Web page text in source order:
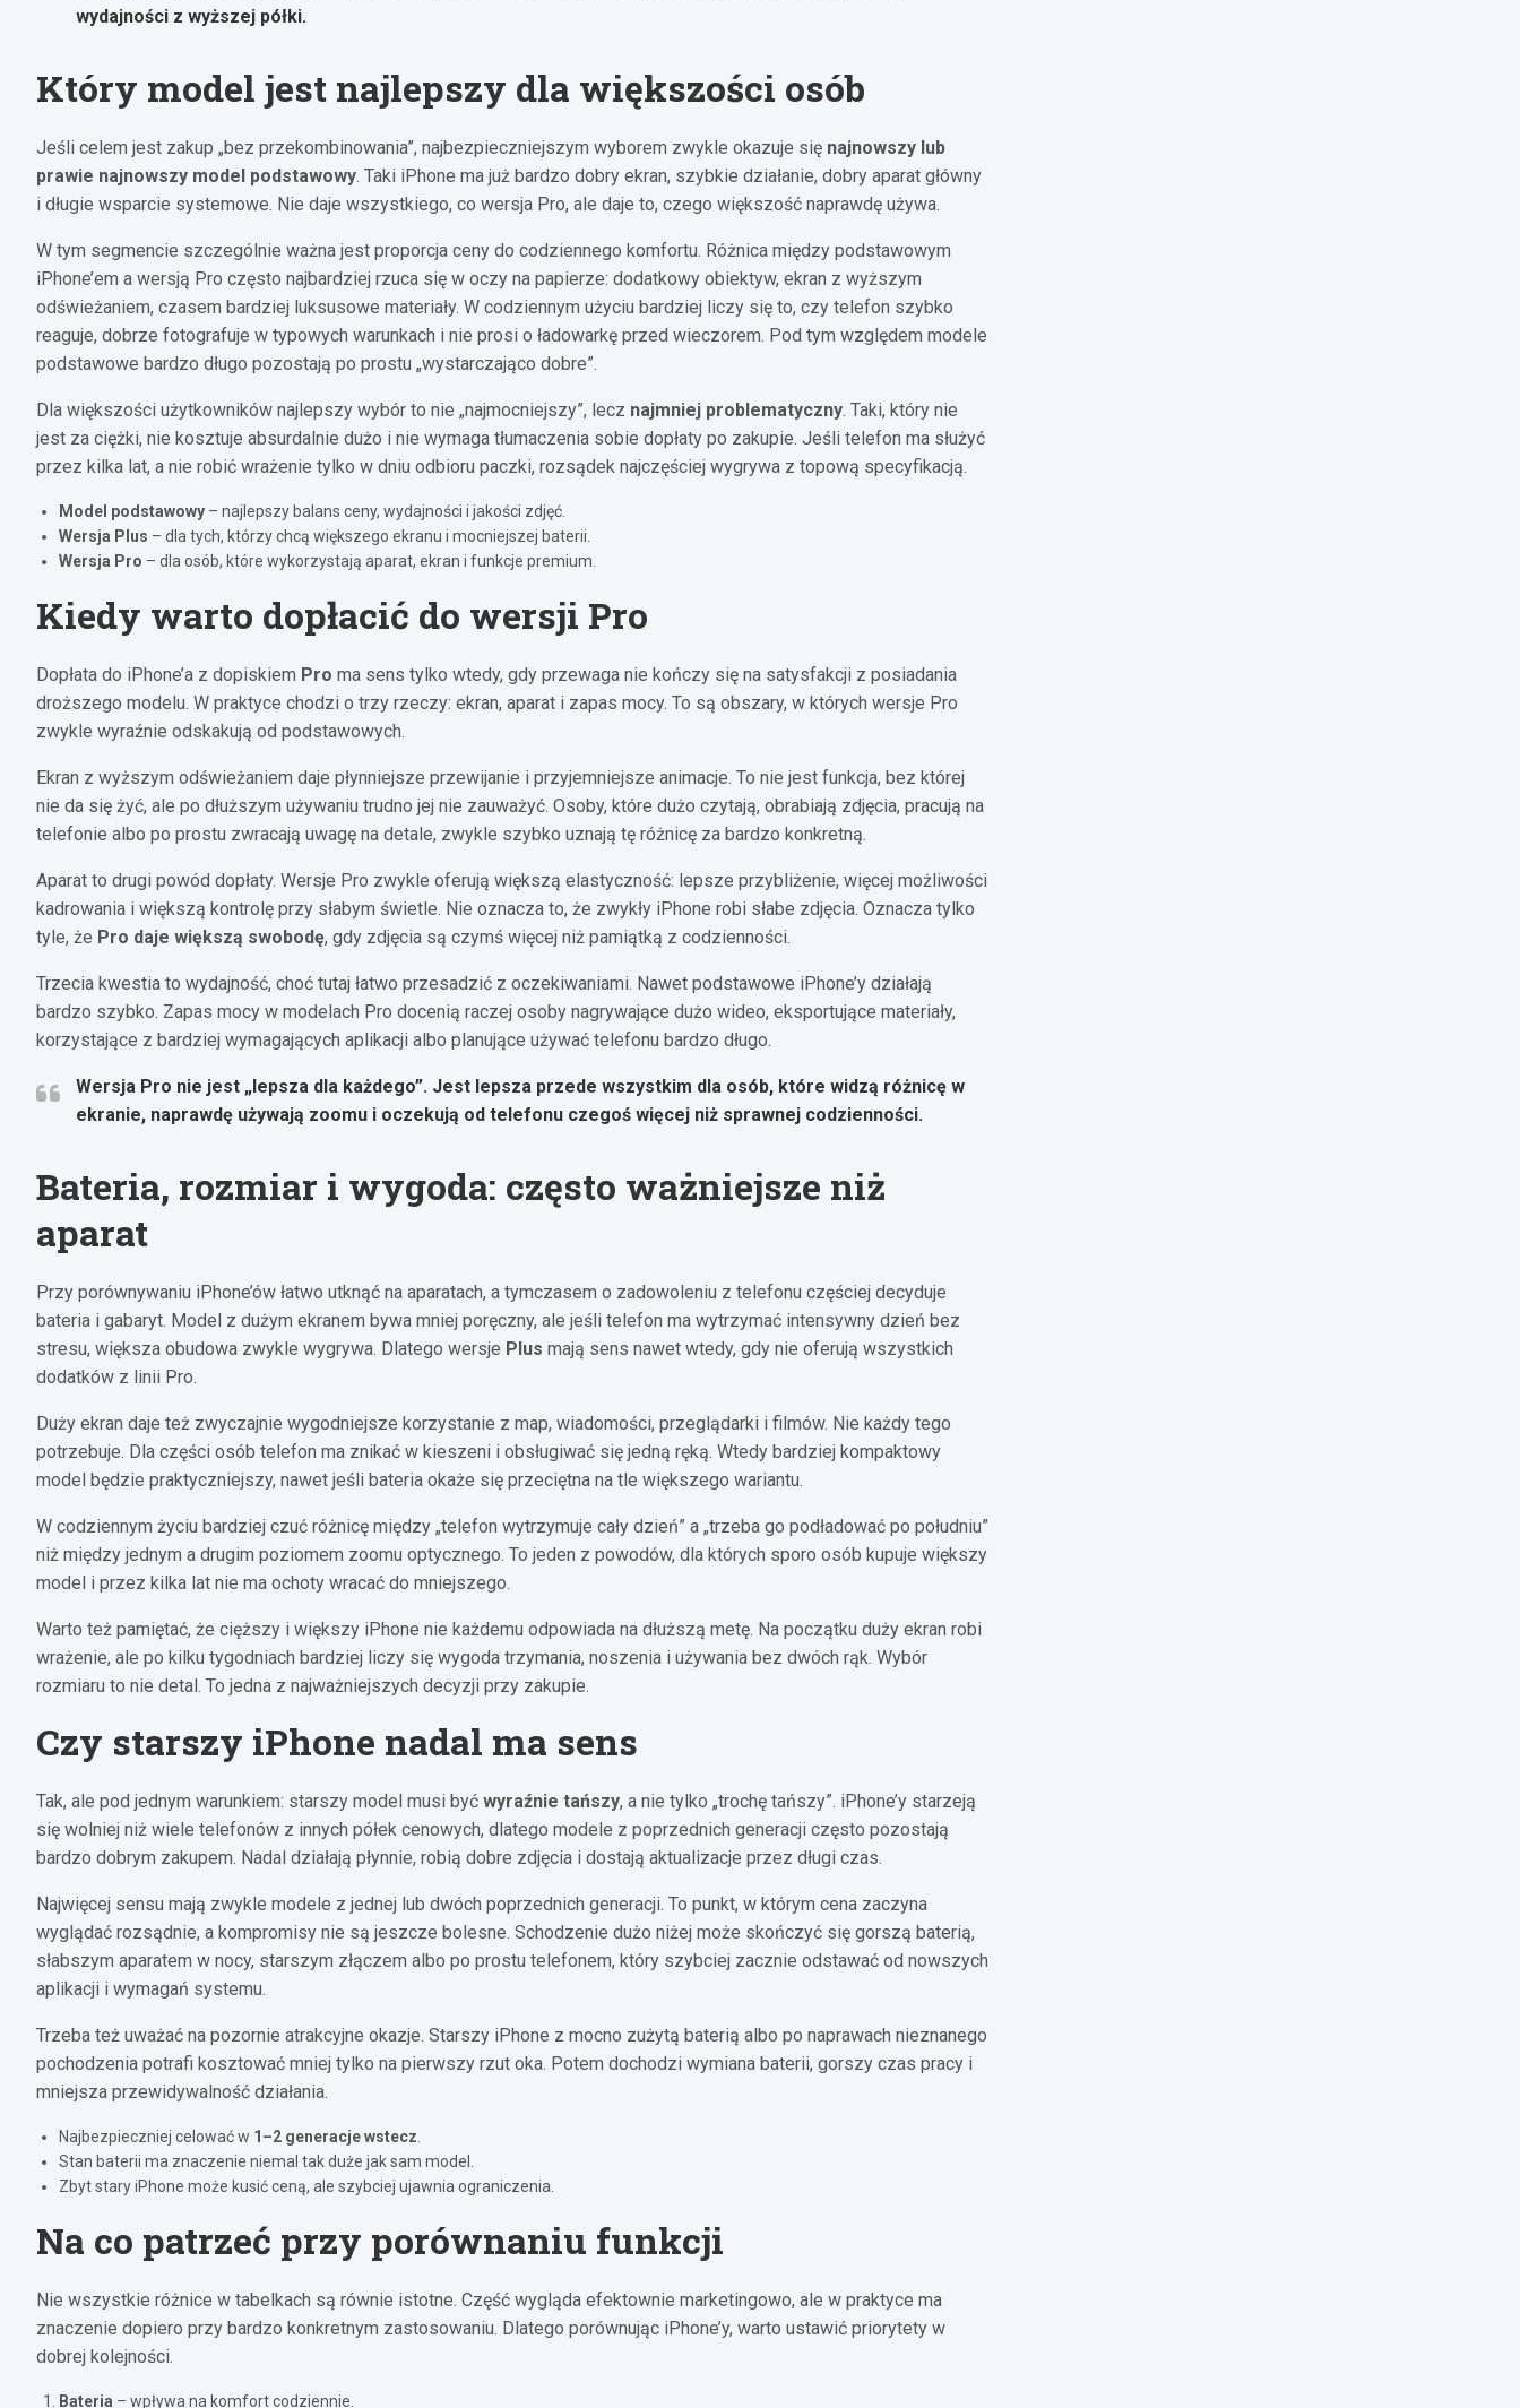
wydajności z wyższej półki.
Który model jest najlepszy dla większości osób
Jeśli celem jest zakup „bez przekombinowania”, najbezpieczniejszym wyborem zwykle okazuje się najnowszy lub
prawie najnowszy model podstawowy. Taki iPhone ma już bardzo dobry ekran, szybkie działanie, dobry aparat główny
i długie wsparcie systemowe. Nie daje wszystkiego, co wersja Pro, ale daje to, czego większość naprawdę używa.
W tym segmencie szczególnie ważna jest proporcja ceny do codziennego komfortu. Różnica między podstawowym
iPhone’em a wersją Pro często najbardziej rzuca się w oczy na papierze: dodatkowy obiektyw, ekran z wyższym
odświeżaniem, czasem bardziej luksusowe materiały. W codziennym użyciu bardziej liczy się to, czy telefon szybko
reaguje, dobrze fotografuje w typowych warunkach i nie prosi o ładowarkę przed wieczorem. Pod tym względem modele
podstawowe bardzo długo pozostają po prostu „wystarczająco dobre”.
Dla większości użytkowników najlepszy wybór to nie „najmocniejszy”, lecz najmniej problematyczny. Taki, który nie
jest za ciężki, nie kosztuje absurdalnie dużo i nie wymaga tłumaczenia sobie dopłaty po zakupie. Jeśli telefon ma służyć
przez kilka lat, a nie robić wrażenie tylko w dniu odbioru paczki, rozsądek najczęściej wygrywa z topową specyfikacją.
Model podstawowy – najlepszy balans ceny, wydajności i jakości zdjęć.
Wersja Plus – dla tych, którzy chcą większego ekranu i mocniejszej baterii.
Wersja Pro – dla osób, które wykorzystają aparat, ekran i funkcje premium.
Kiedy warto dopłacić do wersji Pro
Dopłata do iPhone’a z dopiskiem Pro ma sens tylko wtedy, gdy przewaga nie kończy się na satysfakcji z posiadania
droższego modelu. W praktyce chodzi o trzy rzeczy: ekran, aparat i zapas mocy. To są obszary, w których wersje Pro
zwykle wyraźnie odskakują od podstawowych.
Ekran z wyższym odświeżaniem daje płynniejsze przewijanie i przyjemniejsze animacje. To nie jest funkcja, bez której
nie da się żyć, ale po dłuższym używaniu trudno jej nie zauważyć. Osoby, które dużo czytają, obrabiają zdjęcia, pracują na
telefonie albo po prostu zwracają uwagę na detale, zwykle szybko uznają tę różnicę za bardzo konkretną.
Aparat to drugi powód dopłaty. Wersje Pro zwykle oferują większą elastyczność: lepsze przybliżenie, więcej możliwości
kadrowania i większą kontrolę przy słabym świetle. Nie oznacza to, że zwykły iPhone robi słabe zdjęcia. Oznacza tylko
tyle, że Pro daje większą swobodę, gdy zdjęcia są czymś więcej niż pamiątką z codzienności.
Trzecia kwestia to wydajność, choć tutaj łatwo przesadzić z oczekiwaniami. Nawet podstawowe iPhone’y działają
bardzo szybko. Zapas mocy w modelach Pro docenią raczej osoby nagrywające dużo wideo, eksportujące materiały,
korzystające z bardziej wymagających aplikacji albo planujące używać telefonu bardzo długo.
Wersja Pro nie jest „lepsza dla każdego”. Jest lepsza przede wszystkim dla osób, które widzą różnicę w
ekranie, naprawdę używają zoomu i oczekują od telefonu czegoś więcej niż sprawnej codzienności.
Bateria, rozmiar i wygoda: często ważniejsze niż
aparat
Przy porównywaniu iPhone’ów łatwo utknąć na aparatach, a tymczasem o zadowoleniu z telefonu częściej decyduje
bateria i gabaryt. Model z dużym ekranem bywa mniej poręczny, ale jeśli telefon ma wytrzymać intensywny dzień bez
stresu, większa obudowa zwykle wygrywa. Dlatego wersje Plus mają sens nawet wtedy, gdy nie oferują wszystkich
dodatków z linii Pro.
Duży ekran daje też zwyczajnie wygodniejsze korzystanie z map, wiadomości, przeglądarki i filmów. Nie każdy tego
potrzebuje. Dla części osób telefon ma znikać w kieszeni i obsługiwać się jedną ręką. Wtedy bardziej kompaktowy
model będzie praktyczniejszy, nawet jeśli bateria okaże się przeciętna na tle większego wariantu.
W codziennym życiu bardziej czuć różnicę między „telefon wytrzymuje cały dzień” a „trzeba go podładować po południu”
niż między jednym a drugim poziomem zoomu optycznego. To jeden z powodów, dla których sporo osób kupuje większy
model i przez kilka lat nie ma ochoty wracać do mniejszego.
Warto też pamiętać, że cięższy i większy iPhone nie każdemu odpowiada na dłuższą metę. Na początku duży ekran robi
wrażenie, ale po kilku tygodniach bardziej liczy się wygoda trzymania, noszenia i używania bez dwóch rąk. Wybór
rozmiaru to nie detal. To jedna z najważniejszych decyzji przy zakupie.
Czy starszy iPhone nadal ma sens
Tak, ale pod jednym warunkiem: starszy model musi być wyraźnie tańszy, a nie tylko „trochę tańszy”. iPhone’y starzeją
się wolniej niż wiele telefonów z innych półek cenowych, dlatego modele z poprzednich generacji często pozostają
bardzo dobrym zakupem. Nadal działają płynnie, robią dobre zdjęcia i dostają aktualizacje przez długi czas.
Najwięcej sensu mają zwykle modele z jednej lub dwóch poprzednich generacji. To punkt, w którym cena zaczyna
wyglądać rozsądnie, a kompromisy nie są jeszcze bolesne. Schodzenie dużo niżej może skończyć się gorszą baterią,
słabszym aparatem w nocy, starszym złączem albo po prostu telefonem, który szybciej zacznie odstawać od nowszych
aplikacji i wymagań systemu.
Trzeba też uważać na pozornie atrakcyjne okazje. Starszy iPhone z mocno zużytą baterią albo po naprawach nieznanego
pochodzenia potrafi kosztować mniej tylko na pierwszy rzut oka. Potem dochodzi wymiana baterii, gorszy czas pracy i
mniejsza przewidywalność działania.
Najbezpieczniej celować w 1–2 generacje wstecz
Stan baterii ma znaczenie niemal tak duże jak sam model.
Zbyt stary iPhone może kusić ceną, ale szybciej ujawnia ograniczenia.
Na co patrzeć przy porównaniu funkcji
Nie wszystkie różnice w tabelkach są równie istotne. Część wygląda efektownie marketingowo, ale w praktyce ma
znaczenie dopiero przy bardzo konkretnym zastosowaniu. Dlatego porównując iPhone’y, warto ustawić priorytety w
dobrej kolejności.
Bateria – wpływa na komfort codziennie.